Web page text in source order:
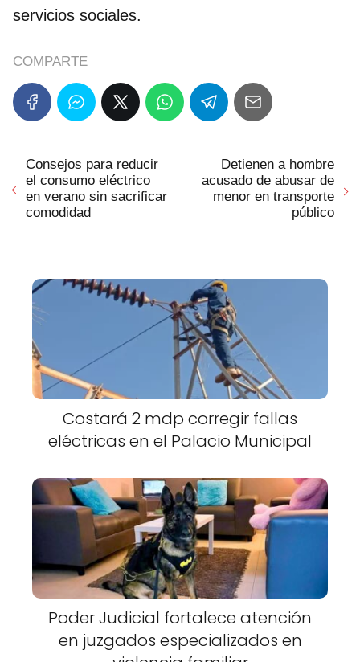
servicios sociales.
COMPARTE
Consejos para reducir
el consumo eléctrico
en verano sin sacrificar
comodidad
Detienen a hombre
acusado de abusar de
menor en transporte
público
Costará 2 mdp corregir fallas
eléctricas en el Palacio Municipal
Poder Judicial fortalece atención
en juzgados especializados en